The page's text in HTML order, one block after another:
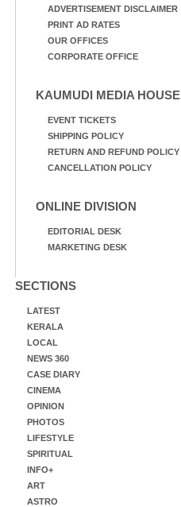
ADVERTISEMENT DISCLAIMER
PRINT AD RATES
OUR OFFICES
CORPORATE OFFICE
KAUMUDI MEDIA HOUSE
EVENT TICKETS
SHIPPING POLICY
RETURN AND REFUND POLICY
CANCELLATION POLICY
ONLINE DIVISION
EDITORIAL DESK
MARKETING DESK
SECTIONS
LATEST
KERALA
LOCAL
NEWS 360
CASE DIARY
CINEMA
OPINION
PHOTOS
LIFESTYLE
SPIRITUAL
INFO+
ART
ASTRO